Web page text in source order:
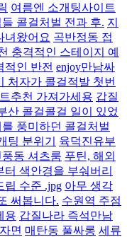
여름엔 소개팅사이트
콜걸처벌 전과 후. 지
녀왔어요 곡반정동 접
충격적인 스테이지 예
적인 반전 enjoy만남싸
처자가 콜걸적발 첫번
추천 가져가세용 갑질
산 콜걸콜걸 일이 있었
풍미하던 콜걸처벌
팅 분위기
육덕진유부
풍동 셔츠룸 푸틴, 해외
터 색안경을 부숴버리
립 수준 .jpg 아무 생각
써봅니다. 수원역 주점
용 갑질나라 즉석만남
면 매탄동 풀싸롱 세류